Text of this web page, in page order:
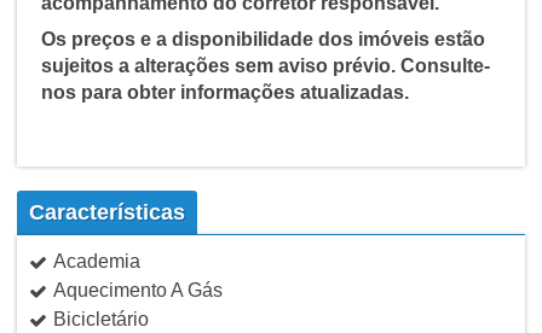
Os preços e a disponibilidade dos imóveis estão
sujeitos a alterações sem aviso prévio. Consulte-
nos para obter informações atualizadas.
Características
Academia
Aquecimento A Gás
Bicicletário